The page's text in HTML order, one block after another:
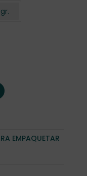
EMPAQUETAR